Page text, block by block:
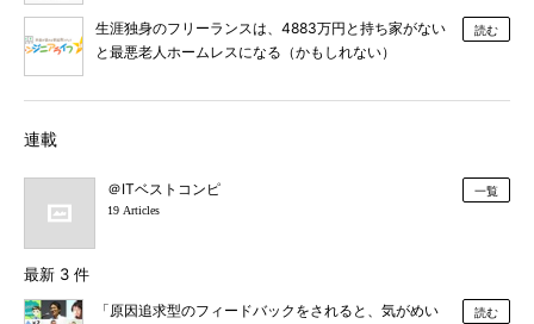
生涯独身のフリーランスは、4883万円と持ち家がない
と最悪老人ホームレスになる（かもしれない）
読む
連載
＠ITベストコンピ
19 Articles
一覧
最新 3 件
「原因追求型のフィードバックをされると、気がめい
読む